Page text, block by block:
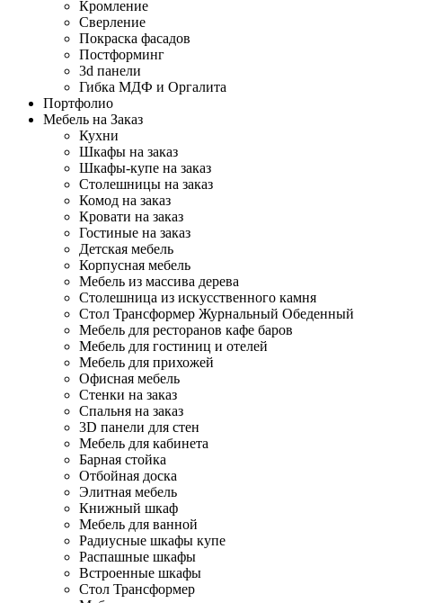
Кромление
Сверление
Покраска фасадов
Постформинг
3d панели
Гибка МДФ и Оргалита
Портфолио
Мебель на Заказ
Кухни
Шкафы на заказ
Шкафы-купе на заказ
Столешницы на заказ
Комод на заказ
Кровати на заказ
Гостиные на заказ
Детская мебель
Корпусная мебель
Мебель из массива дерева
Столешница из искусственного камня
Стол Трансформер Журнальный Обеденный
Мебель для ресторанов кафе баров
Мебель для гостиниц и отелей
Мебель для прихожей
Офисная мебель
Стенки на заказ
Спальня на заказ
3D панели для стен
Мебель для кабинета
Барная стойка
Отбойная доска
Элитная мебель
Книжный шкаф
Мебель для ванной
Радиусные шкафы купе
Распашные шкафы
Встроенные шкафы
Стол Трансформер